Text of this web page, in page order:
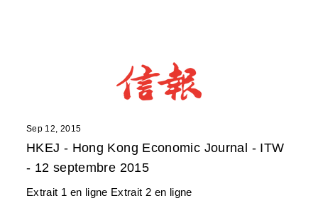
Sep 12, 2015
HKEJ - Hong Kong Economic Journal - ITW
- 12 septembre 2015
Extrait 1 en ligne Extrait 2 en ligne